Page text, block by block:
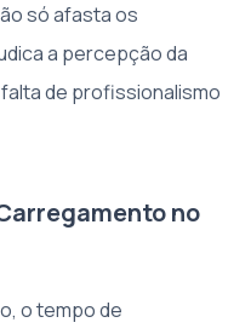
só afasta os
a percepção da
de profissionalismo
no
o tempo de